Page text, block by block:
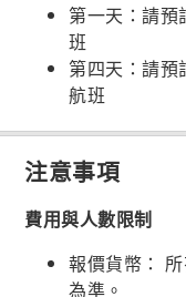
第一天：請預
班
第四天：請預
航班
注意事項
費用與人數限制
報價貨幣：
為準。